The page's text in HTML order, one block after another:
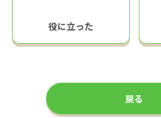
役に立った
戻る